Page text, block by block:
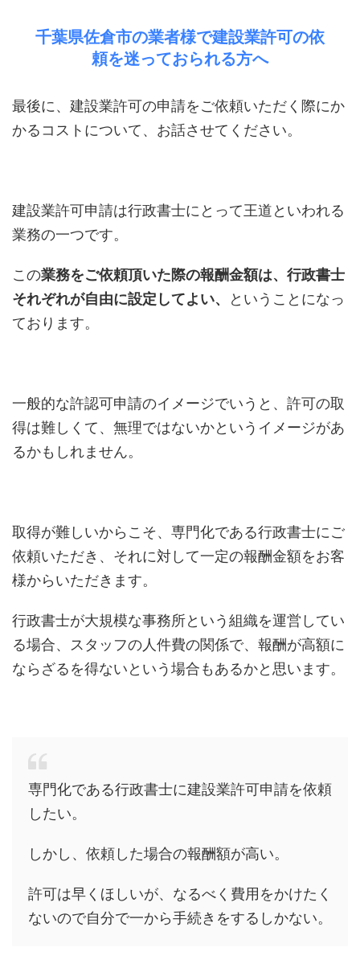
千葉県佐倉市の業者様で建設業許可の依
頼を迷っておられる方へ
最後に、建設業許可の申請をご依頼いただく際にか
かるコストについて、お話させてください。
建設業許可申請は行政書士にとって王道といわれる
業務の一つです。
この業務をご依頼頂いた際の報酬金額は、行政書士
それぞれが自由に設定してよい、
ということになっ
ております。
一般的な許認可申請のイメージでいうと、許可の取
得は難しくて、無理ではないかというイメージがあ
るかもしれません。
取得が難しいからこそ、専門化である行政書士にご
依頼いただき、それに対して一定の報酬金額をお客
様からいただきます。
行政書士が大規模な事務所という組織を運営してい
る場合、スタッフの人件費の関係で、報酬が高額に
ならざるを得ないという場合もあるかと思います。
専門化である行政書士に建設業許可申請を依頼
したい。
しかし、依頼した場合の報酬額が高い。
許可は早くほしいが、なるべく費用をかけたく
ないので自分で一から手続きをするしかない。